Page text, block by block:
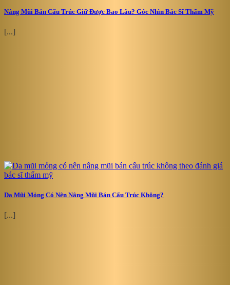
Nâng Mũi Bán Cấu Trúc Giữ Được Bao Lâu? Góc Nhìn Bác Sĩ Thẩm Mỹ
[...]
Da Mũi Mỏng Có Nên Nâng Mũi Bán Cấu Trúc Không?
[...]